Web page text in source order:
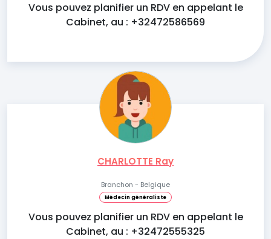
Vous pouvez planifier un RDV en appelant le
Cabinet, au : +32472586569
CHARLOTTE Ray
Branchon - Belgique
Médecin généraliste
Vous pouvez planifier un RDV en appelant le
Cabinet, au : +32472555325